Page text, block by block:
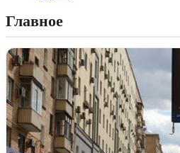
Главное